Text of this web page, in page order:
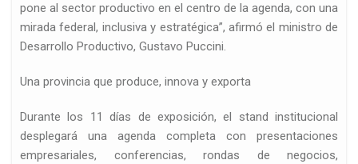
d
pone al sector productivo en el centro de la agenda, con una
mirada federal, inclusiva y estratégica”, afirmó el ministro de
Desarrollo Productivo, Gustavo Puccini.
Una provincia que produce, innova y exporta
Durante los 11 días de exposición, el stand institucional
desplegará una agenda completa con presentaciones
empresariales, conferencias, rondas de negocios,